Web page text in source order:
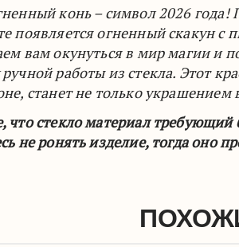
конь – символ 2026 года!
появляется огненный скакун
вам окунуться в мир магии и
работы из стекла. Этот
станет не только
что стекло материал
не ронять изделие, тогда оно